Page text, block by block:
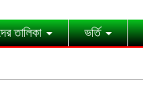
তালিকা ভর্তি